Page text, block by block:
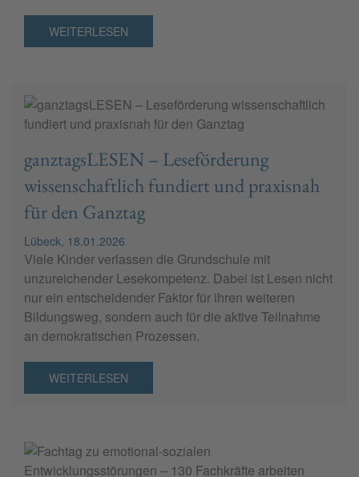
WEITERLESEN
ganztagsLESEN – Leseförderung
wissenschaftlich fundiert und praxisnah
für den Ganztag
Lübeck, 18.01.2026
Viele Kinder verlassen die Grundschule mit
unzureichender Lesekompetenz. Dabei ist Lesen nicht
nur ein entscheidender Faktor für ihren weiteren
Bildungsweg, sondern auch für die aktive Teilnahme
an demokratischen Prozessen.
WEITERLESEN